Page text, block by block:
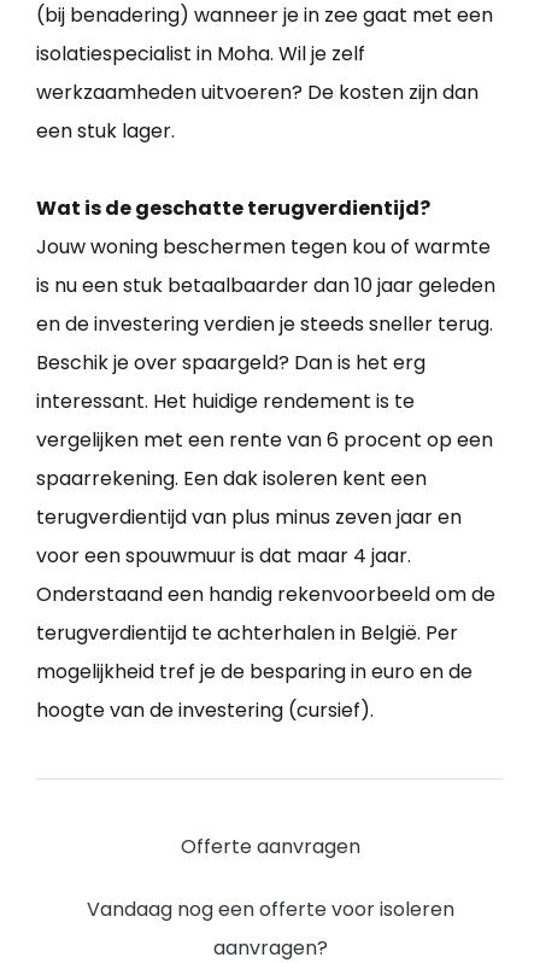
(bij benadering) wanneer je in zee gaat met een
isolatiespecialist in Moha. Wil je zelf
werkzaamheden uitvoeren? De kosten zijn dan
een stuk lager.
Wat is de geschatte terugverdientijd?
Jouw woning beschermen tegen kou of warmte
is nu een stuk betaalbaarder dan 10 jaar geleden
en de investering verdien je steeds sneller terug.
Beschik je over spaargeld? Dan is het erg
interessant. Het huidige rendement is te
vergelijken met een rente van 6 procent op een
spaarrekening. Een dak isoleren kent een
terugverdientijd van plus minus zeven jaar en
voor een spouwmuur is dat maar 4 jaar.
Onderstaand een handig rekenvoorbeeld om de
terugverdientijd te achterhalen in België. Per
mogelijkheid tref je de besparing in euro en de
hoogte van de investering (cursief).
Offerte aanvragen
Vandaag nog een offerte voor isoleren
aanvragen?